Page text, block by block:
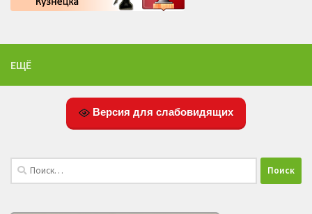
ЕЩЁ
Версия для слабовидящих
Найти: